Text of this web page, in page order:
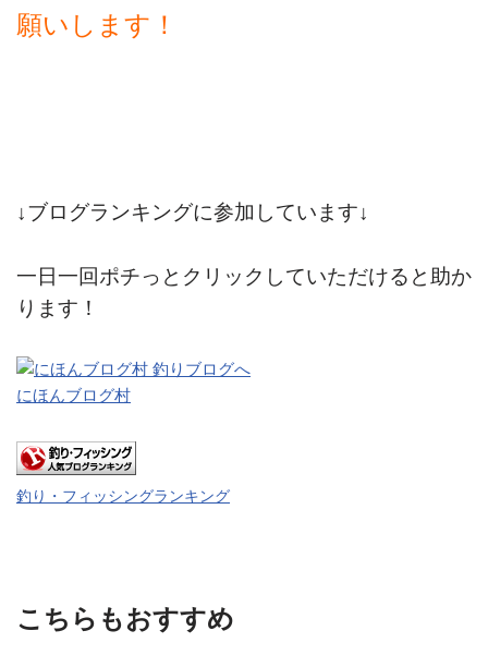
願いします！
↓ブログランキングに参加しています↓
一日一回ポチっとクリックしていただけると助か
ります！
にほんブログ村
釣り・フィッシングランキング
こちらもおすすめ